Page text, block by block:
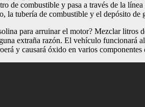
de combustible y pasa a través de la
tubería de combustible y el depósito de
para arruinar el motor? Mezclar litros
extraña razón. El vehículo funcionará
y causará óxido en varios